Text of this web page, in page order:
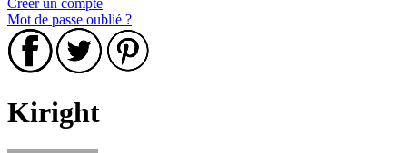
Créer un compte
Mot de passe oublié ?
Kiright